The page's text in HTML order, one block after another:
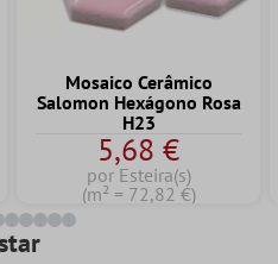
Mosaico Cerâmico
Salomon Hexágono Rosa
H23
5,68 €
por Esteira(s)
(m² = 72,82 €)